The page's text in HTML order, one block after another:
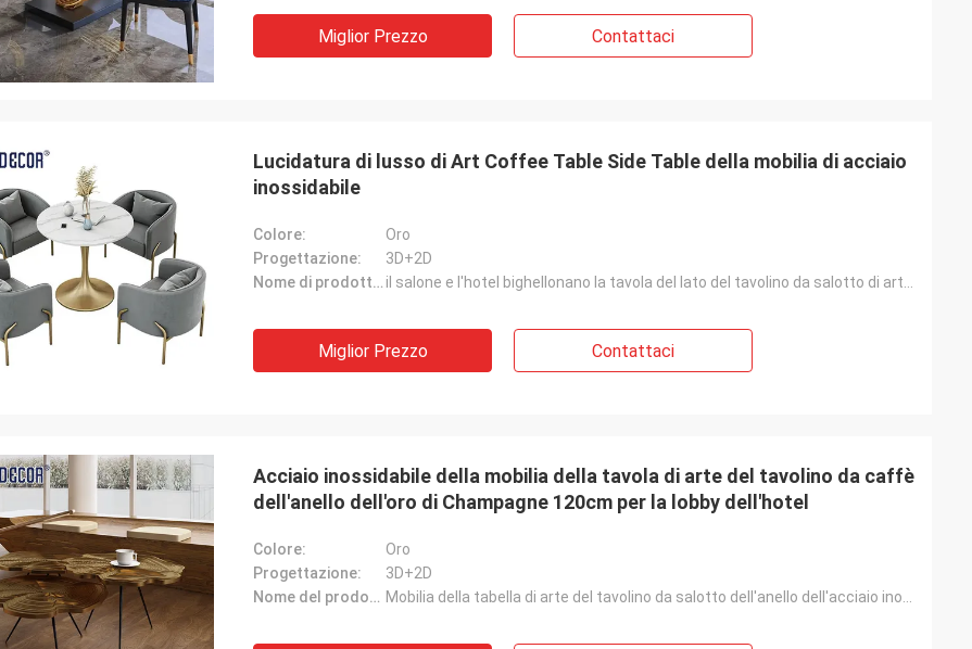
Miglior Prezzo Contattaci
Lucidatura di lusso di Art Coffee Table Side Table della mobilia di acciaio
inossidabile
Colore:
Oro
Progettazione:
3D+2D
Nome di prodotto:
Miglior Prezzo Contattaci
Acciaio inossidabile della mobilia della tavola di arte del tavolino da caffè
dell'anello dell'oro di Champagne 120cm per la lobby dell'hotel
Colore:
Oro
Progettazione:
3D+2D
Nome del prodotto: